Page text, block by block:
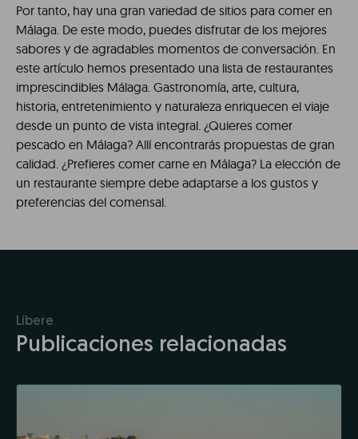
Por tanto, hay una gran variedad de sitios para comer en
Málaga. De este modo, puedes disfrutar de los mejores
sabores y de agradables momentos de conversación. En
este artículo hemos presentado una lista de restaurantes
imprescindibles Málaga. Gastronomía, arte, cultura,
historia, entretenimiento y naturaleza enriquecen el viaje
desde un punto de vista integral. ¿Quieres comer
pescado en Málaga? Allí encontrarás propuestas de gran
calidad. ¿Prefieres comer carne en Málaga? La elección de
un restaurante siempre debe adaptarse a los gustos y
preferencias del comensal.
Líbere
Publicaciones relacionadas